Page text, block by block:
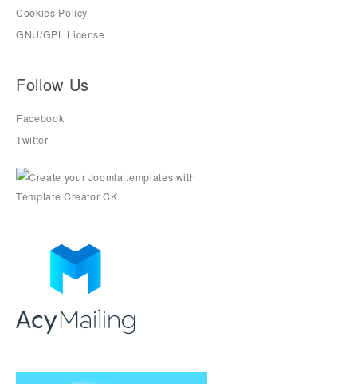
Cookies Policy
GNU/GPL License
Follow Us
Facebook
Twitter